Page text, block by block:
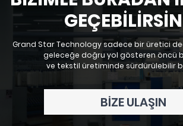
Grand Star Technology sadece bir üretici
geleceğe doğru yol gösteren öncü
ve tekstil üretiminde sürdürülebilir
BIZE ULAŞIN